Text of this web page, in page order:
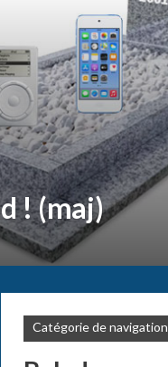
! (maj)
Catégorie de navigation